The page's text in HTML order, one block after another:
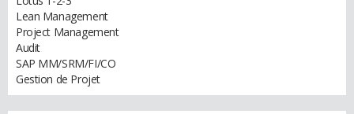
Lean Management
Project Management
Audit
SAP MM/SRM/FI/CO
Gestion de Projet